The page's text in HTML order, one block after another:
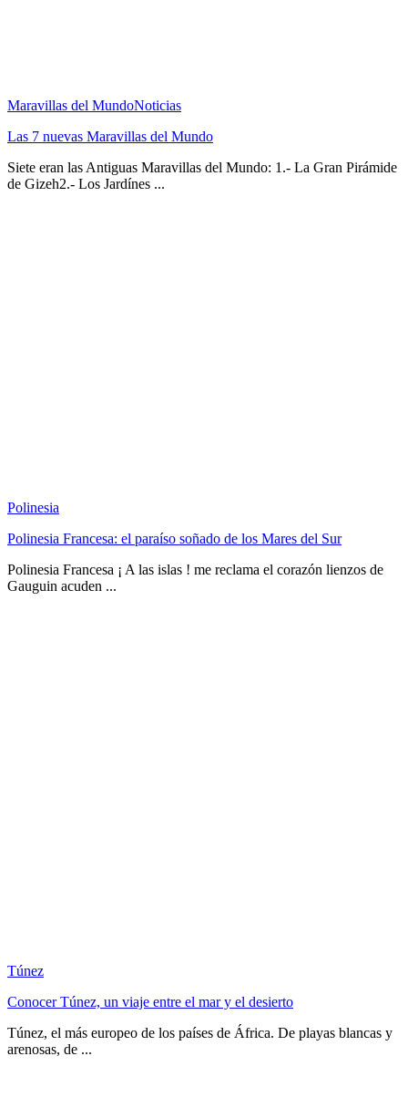
Maravillas del MundoNoticias
Las 7 nuevas Maravillas del Mundo
Siete eran las Antiguas Maravillas del Mundo: 1.- La Gran Pirámide
de Gizeh2.- Los Jardínes ...
Polinesia
Polinesia Francesa: el paraíso soñado de los Mares del Sur
Polinesia Francesa ¡ A las islas ! me reclama el corazón lienzos de
Gauguin acuden ...
Túnez
Conocer Túnez, un viaje entre el mar y el desierto
Túnez, el más europeo de los países de África. De playas blancas y
arenosas, de ...